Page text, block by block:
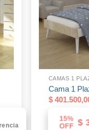
CAMAS 1
Cama 1
$
15%
OFF
$